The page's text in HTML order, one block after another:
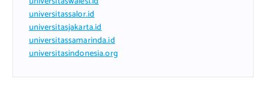
universitassalor.id
universitasjakarta.id
universitassamarinda.id
universitasindonesia.org